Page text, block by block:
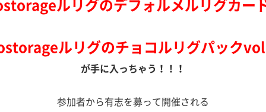
ルリグのデフォルメルリグカー
ルリグのチョコルリグパック
が手に入っちゃう！！！
参加者から有志を募って開催される